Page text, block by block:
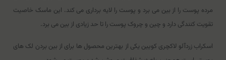
مرده پوست را از بین می برد و پوست را لایه برداری می کند. این ماسک خاصیت
تقویت کنندگی دارد و چین و چروک پوست را تا حد زیادی از بین می برد.
اسکراب زردآلو لاکچری کویین یکی از بهترین محصول ها برای از بین بردن لک های